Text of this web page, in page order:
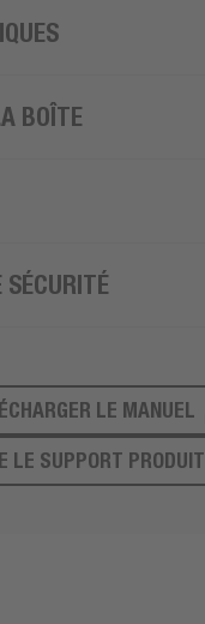
BOÎTE
SÉCURITÉ
LE MANUEL
LE SUPPORT PRODUIT